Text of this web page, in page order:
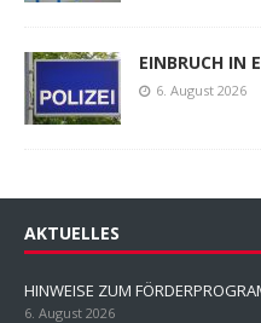
EINBRUCH IN
6. August 2026
AKTUELLES
HINWEISE ZUM
6. August 2026